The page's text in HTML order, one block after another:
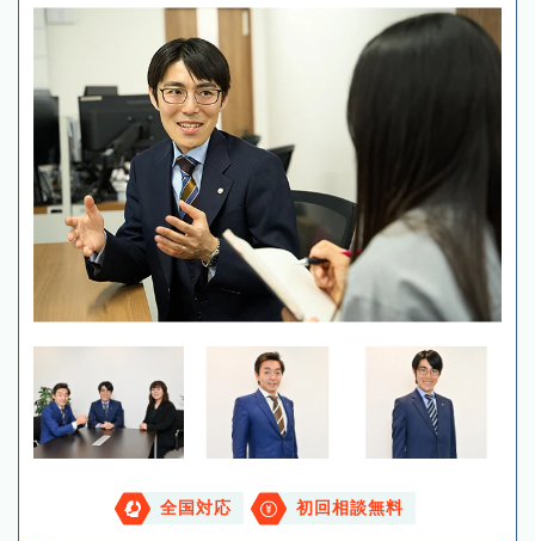
全国対応 初回相談無料